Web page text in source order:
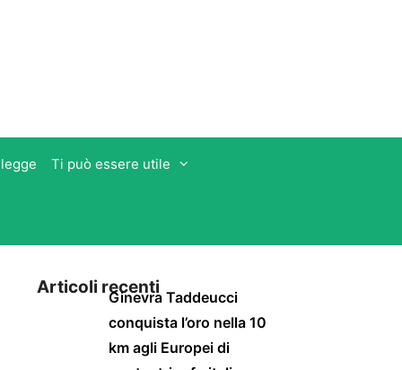
Ti può essere utile
Articoli recentiGinevra Taddeucci
conquista l’oro nella 10
km agli Europei di